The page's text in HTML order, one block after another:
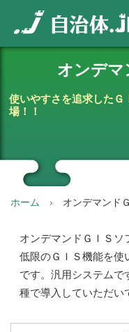
オンデマ
使いやすさを追求した
場！！
ホーム オンデマンド
オンデマンドＧＩＳソ
低限のＧＩＳ機能を使
です。汎用システムで
種で導入していただい